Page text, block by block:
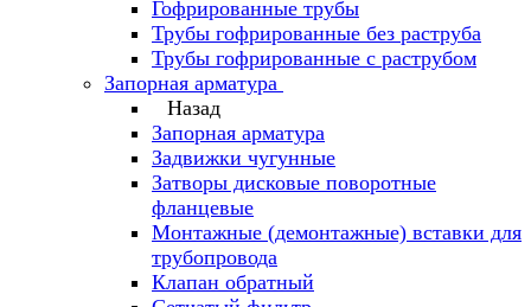
Гофрированные трубы
Трубы гофрированные без раструба
Трубы гофрированные с раструбом
Запорная арматура
Назад
Запорная арматура
Задвижки чугунные
Затворы дисковые поворотные
фланцевые
Монтажные (демонтажные) вставки для
трубопровода
Клапан обратный